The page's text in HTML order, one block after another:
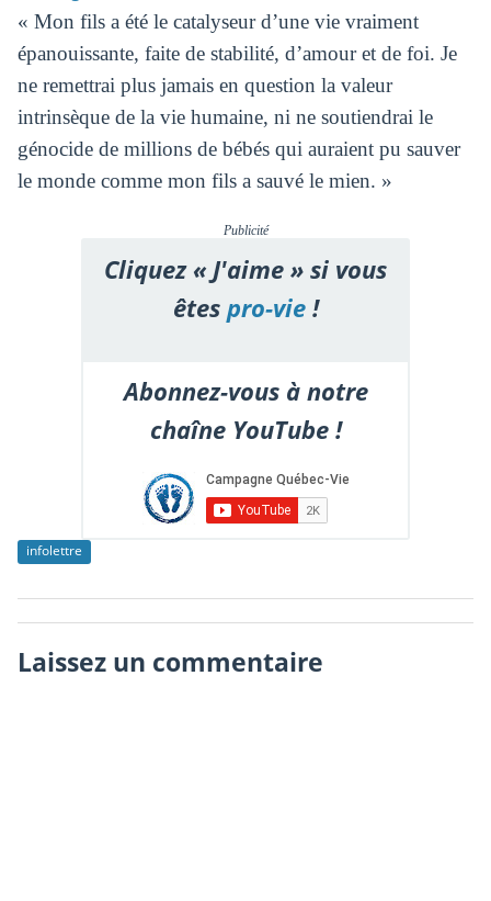
« Mon fils a été le catalyseur d’une vie vraiment
épanouissante, faite de stabilité, d’amour et de foi. Je
ne remettrai plus jamais en question la valeur
intrinsèque de la vie humaine, ni ne soutiendrai le
génocide de millions de bébés qui auraient pu sauver
le monde comme mon fils a sauvé le mien. »
Publicité
Cliquez « J'aime » si vous
êtespro-vie!
Abonnez-vous à notre
chaîne YouTube !
infolettre
Laissez un commentaire